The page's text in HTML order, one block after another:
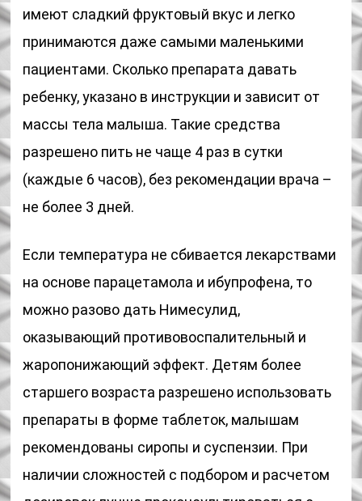
имеют сладкий фруктовый вкус и легко
принимаются даже самыми маленькими
пациентами. Сколько препарата давать
ребенку, указано в инструкции и зависит от
массы тела малыша. Такие средства
разрешено пить не чаще 4 раз в сутки
(каждые 6 часов), без рекомендации врача –
не более 3 дней.
Если температура не сбивается лекарствами
на основе парацетамола и ибупрофена, то
можно разово дать Нимесулид,
оказывающий противовоспалительный и
жаропонижающий эффект. Детям более
старшего возраста разрешено использовать
препараты в форме таблеток, малышам
рекомендованы сиропы и суспензии. При
наличии сложностей с подбором и расчетом